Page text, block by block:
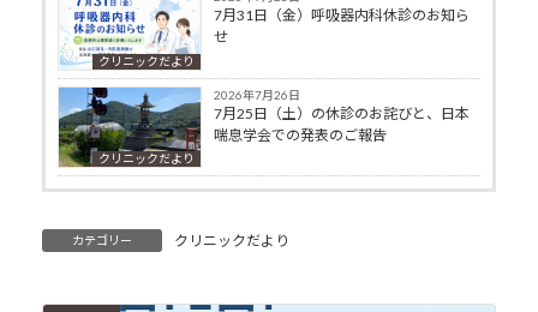
クリニックだより
7月31日（金）呼吸器内科休診のお知ら
せ
クリニックだより
2026年7月26日
7月25日（土）の休診のお詫びと、日本
喘息学会での発表のご報告
カテゴリー クリニックだより